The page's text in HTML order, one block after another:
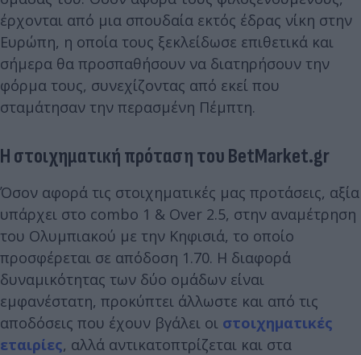
έρχονται από μια σπουδαία εκτός έδρας νίκη στην
Ευρώπη, η οποία τους ξεκλείδωσε επιθετικά και
σήμερα θα προσπαθήσουν να διατηρήσουν την
φόρμα τους, συνεχίζοντας από εκεί που
σταμάτησαν την περασμένη Πέμπτη.
Ηστοιχηματικήπρόταση του BetMarket.gr
Όσον αφορά τις στοιχηματικές μας προτάσεις, αξία
υπάρχει στο combo 1 & Over 2.5, στην αναμέτρηση
του Ολυμπιακού με την Κηφισιά, το οποίο
προσφέρεται σε απόδοση 1.70. Η διαφορά
δυναμικότητας των δύο ομάδων είναι
εμφανέστατη, προκύπτει άλλωστε και από τις
αποδόσεις που έχουν βγάλει οι στοιχηματικές
εταιρίες, αλλά αντικατοπτρίζεται και στα